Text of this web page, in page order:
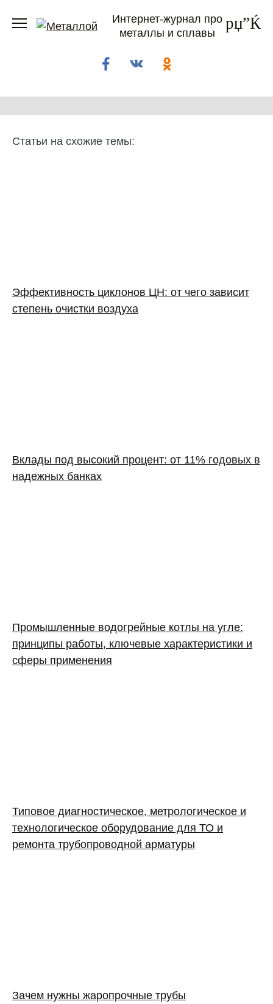
Интернет-журнал про
металлы и сплавы
Статьи на схожие темы:
Эффективность циклонов ЦН: от чего зависит
степень очистки воздуха
Вклады под высокий процент: от 11% годовых в
надежных банках
Промышленные водогрейные котлы на угле:
принципы работы, ключевые характеристики и
сферы применения
Типовое диагностическое, метрологическое и
технологическое оборудование для ТО и
ремонта трубопроводной арматуры
Зачем нужны жаропрочные трубы